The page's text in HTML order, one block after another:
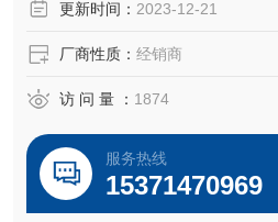
1.干冰全程运输，保证您的使用！
更新时间： 2023-12-21
厂商性质： 经销商
访 问 量 ： 1874
服务热线
15371470969